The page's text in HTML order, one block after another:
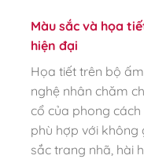
Màu sắc và họa
hiện đại
Họa tiết trên bộ
nghệ nhân chăm
cổ của phong
phù hợp với không
sắc trang nhã, hài